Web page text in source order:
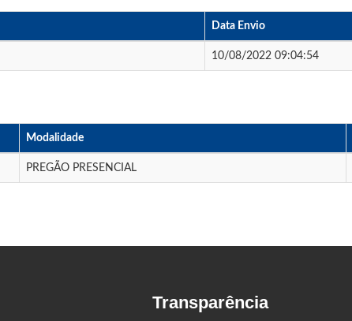
Data Envio
10/08/2022 09:04:54
Modalidade
PREGÃO PRESENCIAL
Transparência